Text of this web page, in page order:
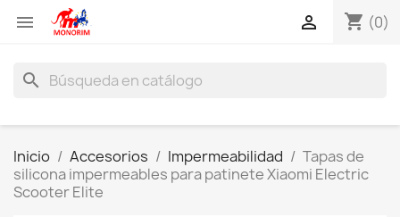
 shopping_cart (0)

search
Inicio Accesorios Impermeabilidad
Tapas de
silicona impermeables para patinete Xiaomi Electric
Scooter Elite